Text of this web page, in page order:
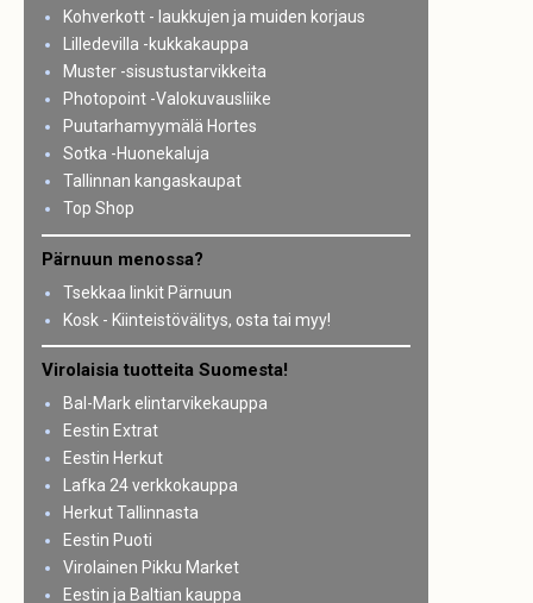
Kohverkott - laukkujen ja muiden korjaus
Lilledevilla -kukkakauppa
Muster -sisustustarvikkeita
Photopoint -Valokuvausliike
Puutarhamyymälä Hortes
Sotka -Huonekaluja
Tallinnan kangaskaupat
Top Shop
Pärnuun menossa?
Tsekkaa linkit Pärnuun
Kosk - Kiinteistövälitys, osta tai myy!
Virolaisia tuotteita Suomesta!
Bal-Mark elintarvikekauppa
Eestin Extrat
Eestin Herkut
Lafka 24 verkkokauppa
Herkut Tallinnasta
Eestin Puoti
Virolainen Pikku Market
Eestin ja Baltian kauppa